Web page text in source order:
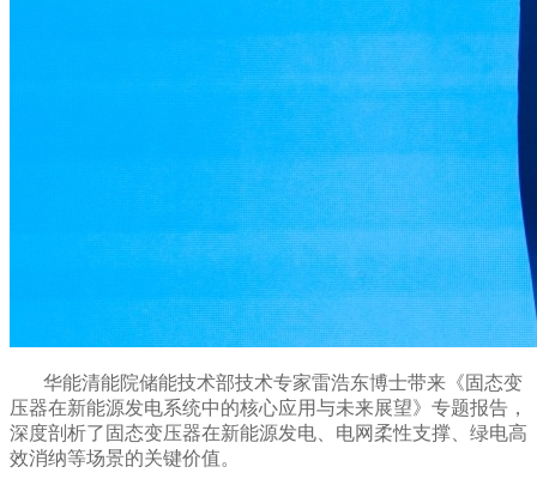
华能清能院储能技术部技术专家雷浩东博士带来《固态变
压器在新能源发电系统中的核心应用与未来展望》专题报告，
深度剖析了固态变压器在新能源发电、电网柔性支撑、绿电高
效消纳等场景的关键价值。